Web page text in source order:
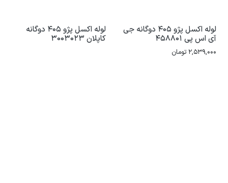
لوله اکسل پژو 405 دوگانه جی
آی اس پی 458801
2,539,000 تومان
لوله اکسل پژو 405 دوگانه
کاپلان 3003023